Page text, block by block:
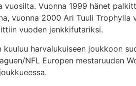
vuosilta. Vuonna 1999 hänet
vuonna 2000 Ari Tuuli Trophylla
vuoden jenkkifutariksi.
kuuluu harvalukuiseen joukkoon
NFL Europen mestaruuden